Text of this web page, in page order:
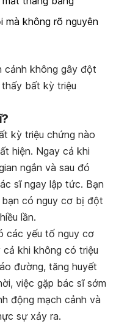
không rõ nguyên
cảnh không gây đột
bất kỳ triệu
kỳ triệu chứng nào
hiện. Ngay cả khi
ngắn và sau đó
sĩ ngay lập tức. Bạn
có nguy cơ bị đột
lần.
các yếu tố nguy cơ
khi không có triệu
đường, tăng huyết
việc gặp bác sĩ sớm
động mạch cảnh và
sự xảy ra.